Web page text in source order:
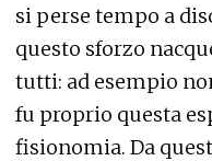
si perse tempo a
questo sforzo
tutti: ad esempio
fu proprio questa
fisionomia. Da